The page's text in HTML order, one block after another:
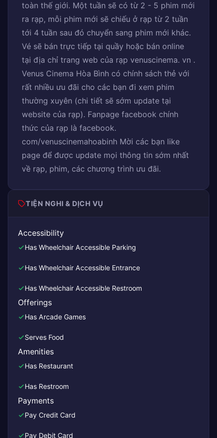
toàn thế giới. Một tuần sẽ có từ 2 - 5 phim mới
ra rạp, mỗi phim mới sẽ chiếu ở rạp từ 2 tuần
tới 4 tuần sau đó chuyển sang phim mới khác.
Vé sẽ bán trực tiếp tại quầy hoặc bán online
tại địa chỉ trang web của rạp venuscinema. vn .
Venus Cinema Hòa Bình có chính sách thẻ với
rất nhiều ưu đãi cho các bạn đi xem phim
thường xuyên (chi tiết sẽ sớm update tại
website của rạp). Fanpage facebook chính
thức của rạp là facebook.
com/venuscinemahoabinh Mời các bạn like
page để được update mọi thông tin sớm nhất
về rạp, phim, các chương trình ưu đãi.
TIỆN NGHI & DỊCH VỤ
Accessibility
Has Wheelchair Accessible Parking
Has Wheelchair Accessible Entrance
Has Wheelchair Accessible Restroom
Offerings
Has Arcade Games
Serves Food
Amenities
Has Restaurant
Has Restroom
Payments
Pay Credit Card
Pay Debit Card